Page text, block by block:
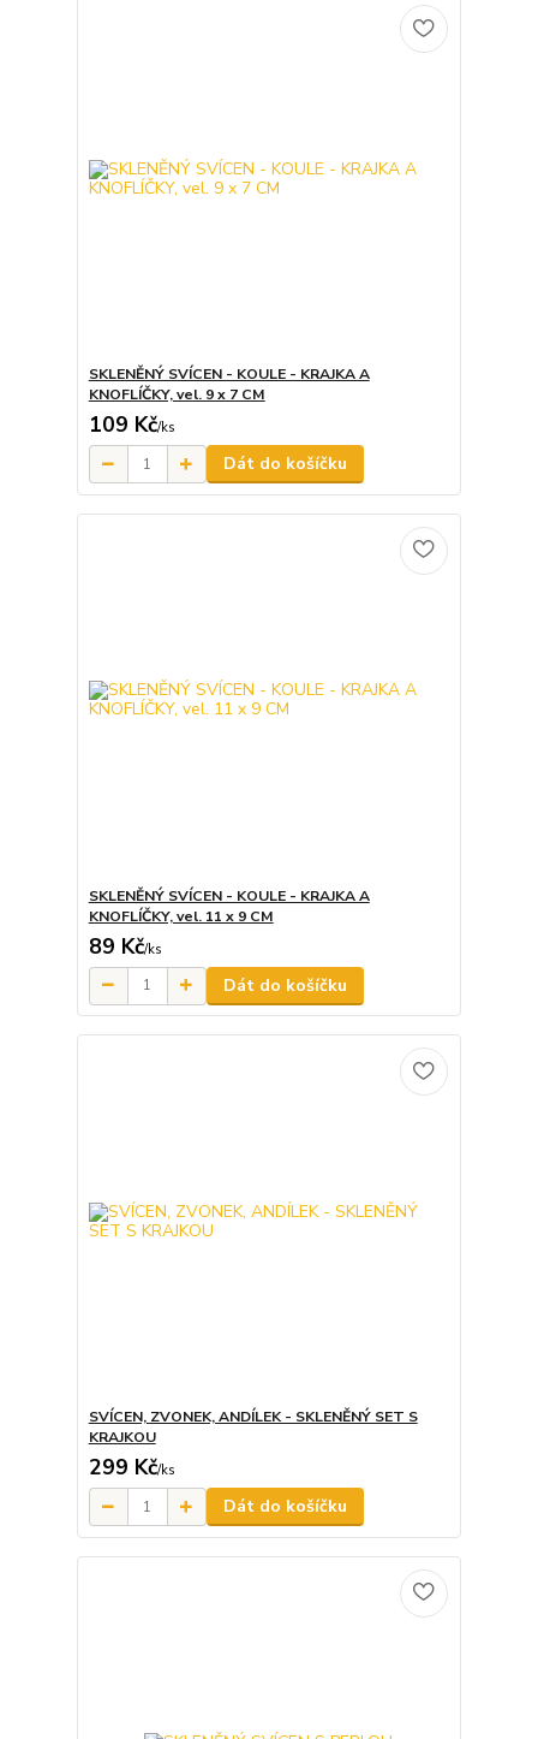
SKLENĚNÝ SVÍCEN - KOULE - KRAJKA A
KNOFLÍČKY, vel. 9 x 7 CM
109 Kč/ks
Dát do košíčku
SKLENĚNÝ SVÍCEN - KOULE - KRAJKA A
KNOFLÍČKY, vel. 11 x 9 CM
89 Kč/ks
Dát do košíčku
SVÍCEN, ZVONEK, ANDÍLEK - SKLENĚNÝ SET S
KRAJKOU
299 Kč/ks
Dát do košíčku